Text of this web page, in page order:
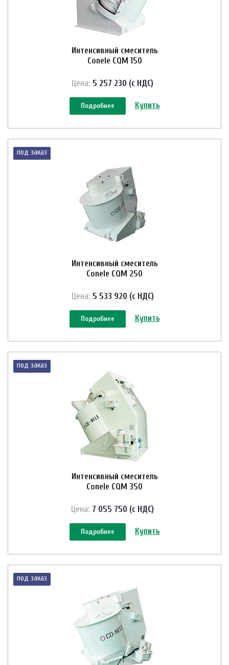
Интенсивный смеситель
Conele CQM 150
Цена: 5 257 230 (с НДС)
Подробнее Купить
под заказ
Интенсивный смеситель
Conele CQM 250
Цена: 5 533 920 (с НДС)
Подробнее Купить
под заказ
Интенсивный смеситель
Conele CQM 350
Цена: 7 055 750 (с НДС)
Подробнее Купить
под заказ